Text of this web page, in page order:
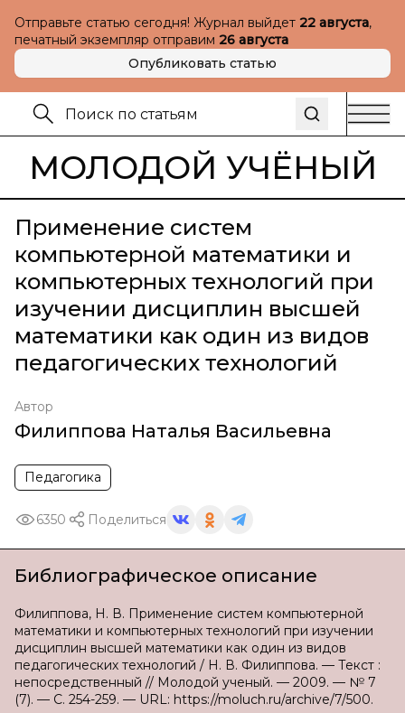
Отправьте статью сегодня! Журнал выйдет 22 августа,
печатный экземпляр отправим 26 августа
Опубликовать статью
МОЛОДОЙ УЧЁНЫЙ
Применение систем
компьютерной математики и
компьютерных технологий при
изучении дисциплин высшей
математики как один из видов
педагогических технологий
Автор
Филиппова Наталья Васильевна
Педагогика
6350 Поделиться
Библиографическое описание
Филиппова, Н. В. Применение систем компьютерной
математики и компьютерных технологий при изучении
дисциплин высшей математики как один из видов
педагогических технологий / Н. В. Филиппова. — Текст :
непосредственный // Молодой ученый. — 2009. — № 7
(7). — С. 254-259. — URL: https://moluch.ru/archive/7/500.